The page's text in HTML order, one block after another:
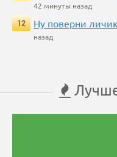
42 минуты назад
12
Ну поверни
назад